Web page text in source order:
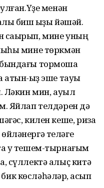
менән
биш ҡыҙы йәшәй.
саҡырып, мине уның
мине төркмән
тормошҡа
ҡыҙ эше тауыҡ
Ләкин мин, ауыл
Яйлап телдәрен дә
килен кеше, риза
теләге
уҡ тешем-тырнағым
сүллектә алыҫ китә
көсләһәләр, ҡасып